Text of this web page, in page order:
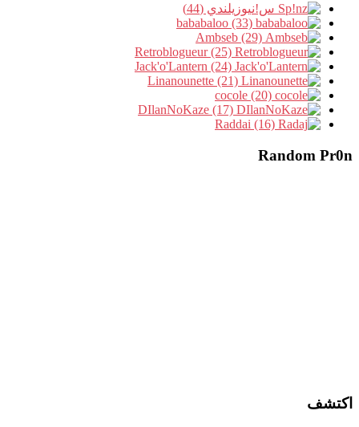
س!نيوزيلندي (44)
Random Pr0n
اكتشف